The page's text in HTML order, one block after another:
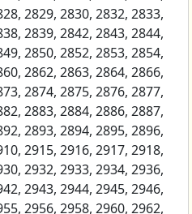
2829, 2830, 2832, 2833,
2839, 2842, 2843, 2844,
2850, 2852, 2853, 2854,
2862, 2863, 2864, 2866,
2874, 2875, 2876, 2877,
2883, 2884, 2886, 2887,
2893, 2894, 2895, 2896,
2915, 2916, 2917, 2918,
2932, 2933, 2934, 2936,
2943, 2944, 2945, 2946,
2956, 2958, 2960, 2962,